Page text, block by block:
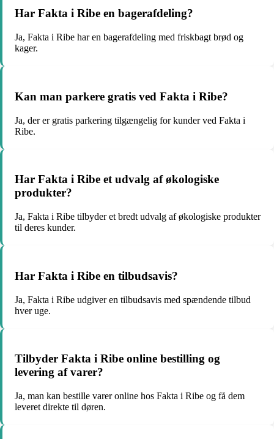
Har Fakta i Ribe en bagerafdeling?
Ja, Fakta i Ribe har en bagerafdeling med friskbagt brød og
kager.
Kan man parkere gratis ved Fakta i Ribe?
Ja, der er gratis parkering tilgængelig for kunder ved Fakta i
Ribe.
Har Fakta i Ribe et udvalg af økologiske
produkter?
Ja, Fakta i Ribe tilbyder et bredt udvalg af økologiske produkter
til deres kunder.
Har Fakta i Ribe en tilbudsavis?
Ja, Fakta i Ribe udgiver en tilbudsavis med spændende tilbud
hver uge.
Tilbyder Fakta i Ribe online bestilling og
levering af varer?
Ja, man kan bestille varer online hos Fakta i Ribe og få dem
leveret direkte til døren.